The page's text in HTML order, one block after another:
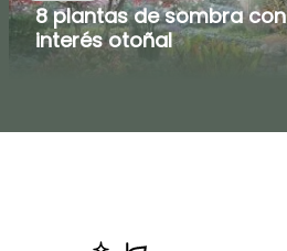
8 plantas de sombra con
interés otoñal